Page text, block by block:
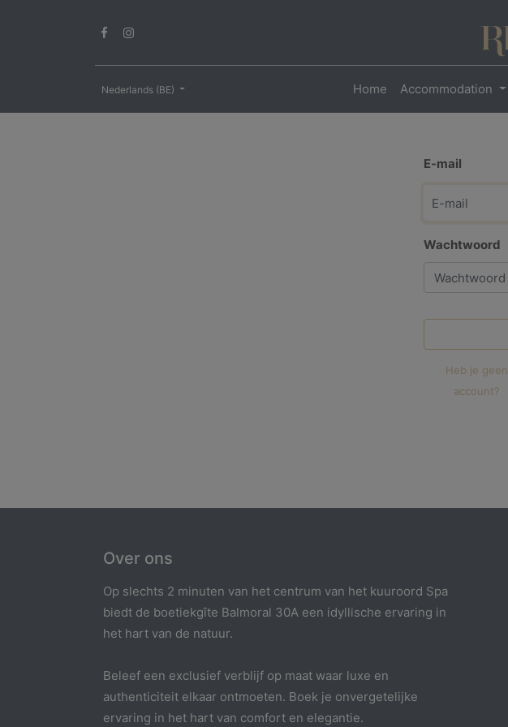
Nederlands (BE) Home Accommodation
E-mail
Wachtwoord
Heb je geen
account?
Over ons
Op slechts 2 minuten van het centrum van het kuuroord Spa
biedt de boetiekgîte Balmoral 30A een idyllische ervaring in
het hart van de natuur.
Beleef een exclusief verblijf op maat waar luxe en
authenticiteit elkaar ontmoeten. Boek je onvergetelijke
ervaring in het hart van comfort en elegantie.​